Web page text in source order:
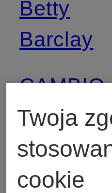
Betty
Barclay
CAMBIO
CIRCOLO
Twoja
cookie